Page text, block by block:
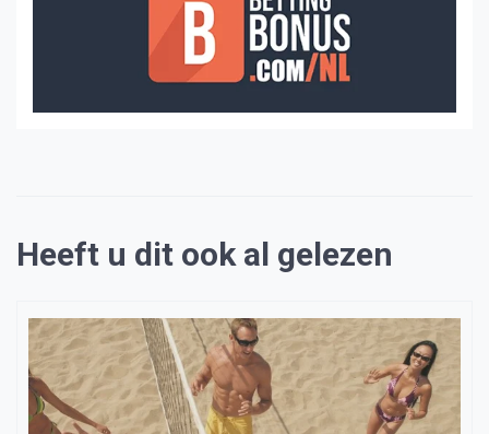
Heeft u dit ook al gelezen